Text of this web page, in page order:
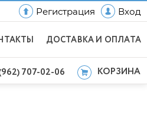
Регистрация Вход
ДОСТАВКА И ОПЛАТА
707-02-06 КОРЗИНА